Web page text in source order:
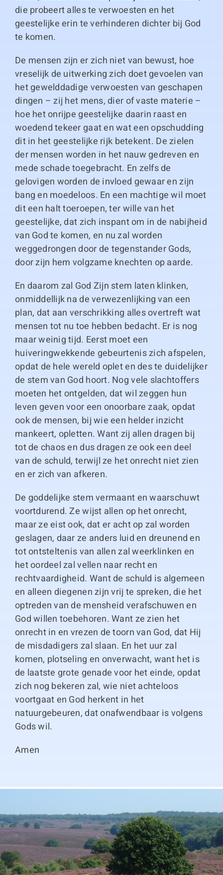
die probeert alles te verwoesten en het
geestelijke erin te verhinderen dichter bij God
te komen.
De mensen zijn er zich niet van bewust, hoe
vreselijk de uitwerking zich doet gevoelen van
het gewelddadige verwoesten van geschapen
dingen – zij het mens, dier of vaste materie –
hoe het onrijpe geestelijke daarin raast en
woedend tekeer gaat en wat een opschudding
dit in het geestelijke rijk betekent. De zielen
der mensen worden in het nauw gedreven en
mede schade toegebracht. En zelfs de
gelovigen worden de invloed gewaar en zijn
bang en moedeloos. En een machtige wil moet
dit een halt toeroepen, ter wille van het
geestelijke, dat zich inspant om in de nabijheid
van God te komen, en nu zal worden
weggedrongen door de tegenstander Gods,
door zijn hem volgzame knechten op aarde.
En daarom zal God Zijn stem laten klinken,
onmiddellijk na de verwezenlijking van een
plan, dat aan verschrikking alles overtreft wat
mensen tot nu toe hebben bedacht. Er is nog
maar weinig tijd. Eerst moet een
huiveringwekkende gebeurtenis zich afspelen,
opdat de hele wereld oplet en des te duidelijker
de stem van God hoort. Nog vele slachtoffers
moeten het ontgelden, dat wil zeggen hun
leven geven voor een onoorbare zaak, opdat
ook de mensen, bij wie een helder inzicht
mankeert, opletten. Want zij allen dragen bij
tot de chaos en dus dragen ze ook een deel
van de schuld, terwijl ze het onrecht niet zien
en er zich van afkeren.
De goddelijke stem vermaant en waarschuwt
voortdurend. Ze wijst allen op het onrecht,
maar ze eist ook, dat er acht op zal worden
geslagen, daar ze anders luid en dreunend en
tot ontsteltenis van allen zal weerklinken en
het oordeel zal vellen naar recht en
rechtvaardigheid. Want de schuld is algemeen
en alleen diegenen zijn vrij te spreken, die het
optreden van de mensheid verafschuwen en
God willen toebehoren. Want ze zien het
onrecht in en vrezen de toorn van God, dat Hij
de misdadigers zal slaan. En het uur zal
komen, plotseling en onverwacht, want het is
de laatste grote genade voor het einde, opdat
zich nog bekeren zal, wie niet achteloos
voortgaat en God herkent in het
natuurgebeuren, dat onafwendbaar is volgens
Gods wil.
Amen